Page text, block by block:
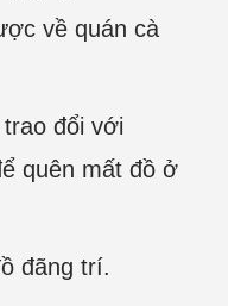
về quán cà
đổi với
quên mất đồ ở
đãng trí.